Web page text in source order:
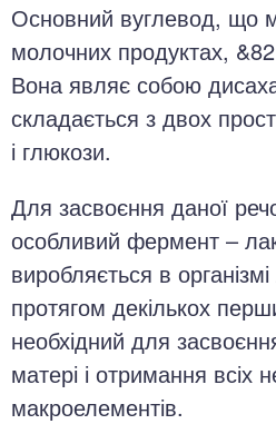
Основний вуглевод, що
молочних продуктах,
Вона являє собою
складається з двох
і глюкози.
Для засвоєння даної
особливий фермент –
виробляється в
протягом декількох
необхідний для
матері і отримання всіх
макроелементів.